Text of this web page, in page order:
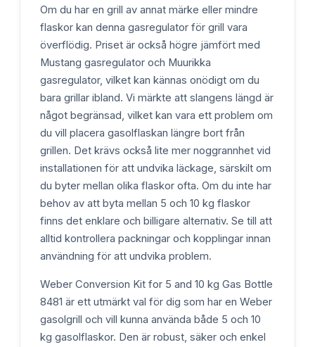
Om du har en grill av annat märke eller mindre
flaskor kan denna gasregulator för grill vara
överflödig. Priset är också högre jämfört med
Mustang gasregulator och Muurikka
gasregulator, vilket kan kännas onödigt om du
bara grillar ibland. Vi märkte att slangens längd är
något begränsad, vilket kan vara ett problem om
du vill placera gasolflaskan längre bort från
grillen. Det krävs också lite mer noggrannhet vid
installationen för att undvika läckage, särskilt om
du byter mellan olika flaskor ofta. Om du inte har
behov av att byta mellan 5 och 10 kg flaskor
finns det enklare och billigare alternativ. Se till att
alltid kontrollera packningar och kopplingar innan
användning för att undvika problem.
Weber Conversion Kit for 5 and 10 kg Gas Bottle
8481 är ett utmärkt val för dig som har en Weber
gasolgrill och vill kunna använda både 5 och 10
kg gasolflaskor. Den är robust, säker och enkel